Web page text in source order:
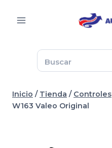
Inicio / Tienda / Controles
W163 Valeo Original